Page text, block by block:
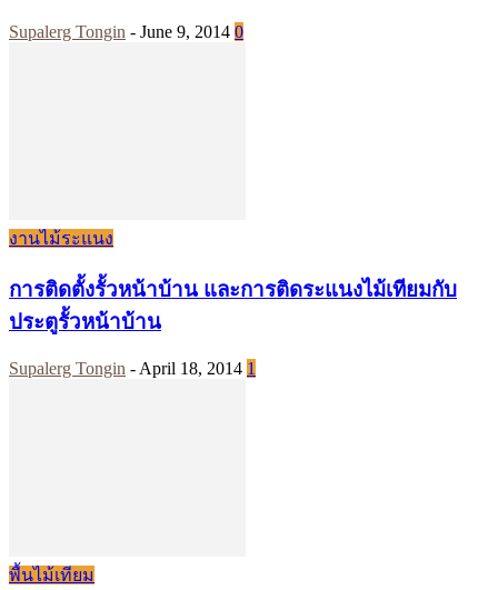
Supalerg Tongin - June 9, 2014 0
งานไม้ระแนง
การติดตั้งรั้วหน้าบ้าน และการติดระแนงไม้เทียมกับ
ประตูรั้วหน้าบ้าน
Supalerg Tongin - April 18, 2014 1
พื้นไม้เทียม